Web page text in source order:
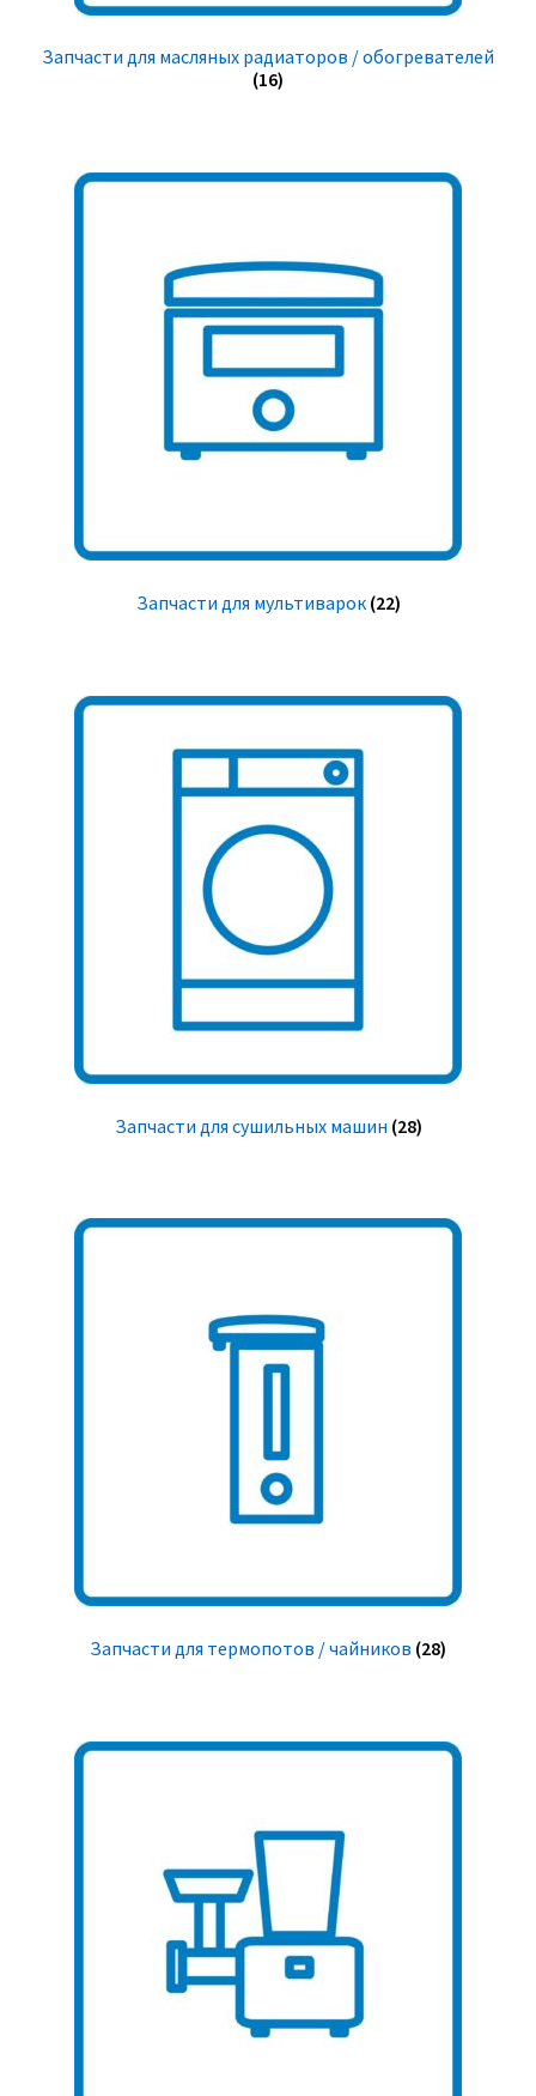
Запчасти для масляных радиаторов / обогревателей
(16)
Запчасти для мультиварок (22)
Запчасти для сушильных машин (28)
Запчасти для термопотов / чайников (28)